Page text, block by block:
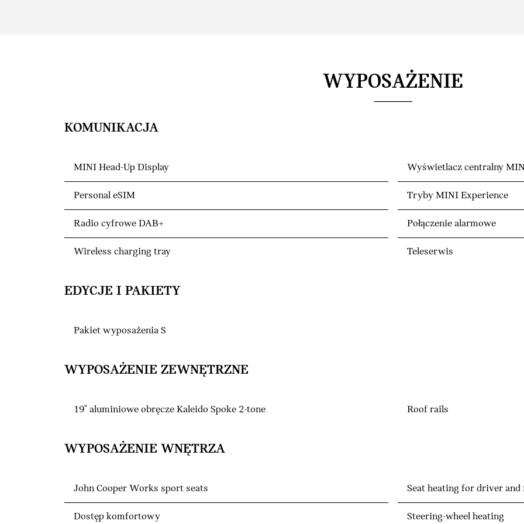
WYPOSAŻENIE
KOMUNIKACJA
MINI Head-Up Display
Personal eSIM
Radio cyfrowe DAB+
Wireless charging tray
Wyświetlacz centralny
Tryby MINI Experience
Połączenie alarmowe
Teleserwis
EDYCJE I PAKIETY
Pakiet wyposażenia S
WYPOSAŻENIE ZEWNĘTRZNE
19" aluminiowe obręcze Kaleido Spoke 2-tone Roof rails
WYPOSAŻENIE WNĘTRZA
John Cooper Works sport seats
Dostęp komfortowy
Seat heating for driver and
Steering-wheel heating